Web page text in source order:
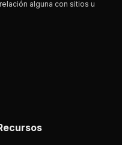
alguna con sitios u